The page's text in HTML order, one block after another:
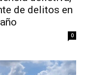
de delitos en
0